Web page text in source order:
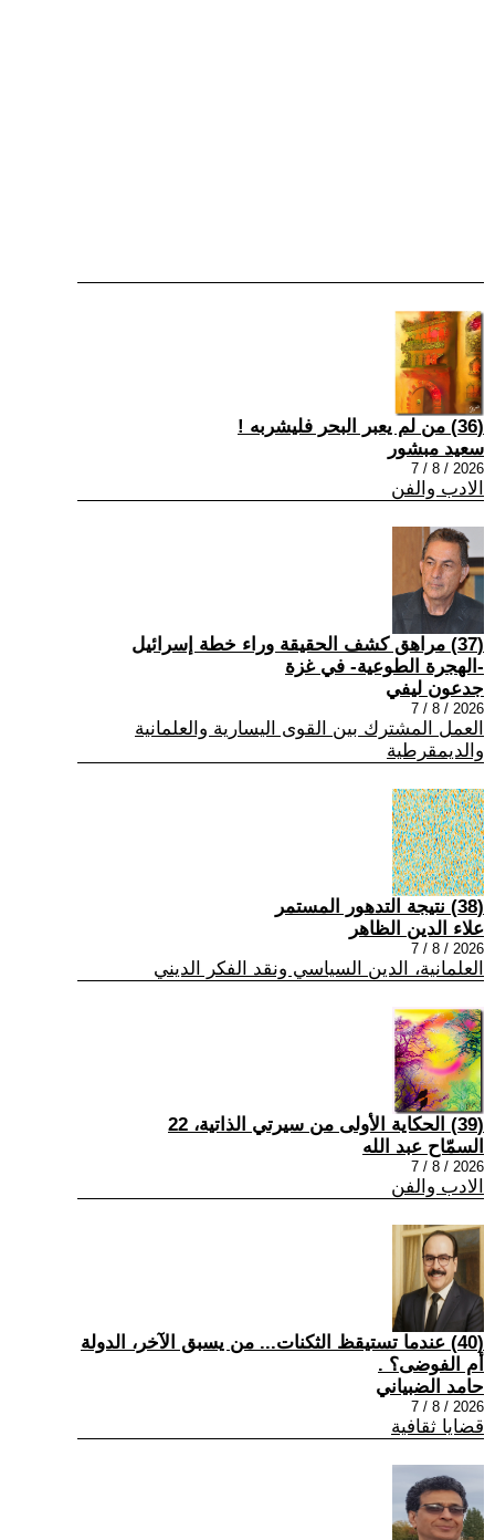
(36) من لم يعبر البحر فليشربه !
سعيد مبشور
2026 / 8 / 7
الادب والفن
(37) مراهق كشف الحقيقة وراء خطة إسرائيل
-الهجرة الطوعية- في غزة
جدعون ليفي
2026 / 8 / 7
العمل المشترك بين القوى اليسارية والعلمانية
والديمقرطية
(38) نتيجة التدهور المستمر
علاء الدين الظاهر
2026 / 8 / 7
العلمانية، الدين السياسي ونقد الفكر الديني
(39) الحكاية الأولى من سيرتي الذاتية، 22
السمّاح عبد الله
2026 / 8 / 7
الادب والفن
(40) عندما تستيقظ الثكنات... من يسبق الآخر، الدولة
أم الفوضى؟ .
حامد الضبياني
2026 / 8 / 7
قضايا ثقافية